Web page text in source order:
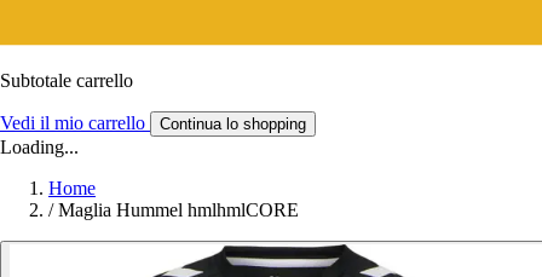
Subtotale carrello
Vedi il mio carrello Continua lo shopping
Loading...
Home
/ Maglia Hummel hmlhmlCORE